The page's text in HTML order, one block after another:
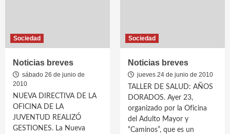
Sociedad
Noticias breves
sábado 26 de junio de
2010
NUEVA DIRECTIVA DE LA
OFICINA DE LA
JUVENTUD REALIZÓ
GESTIONES. La Nueva
Sociedad
Noticias breves
jueves 24 de junio de 2010
TALLER DE SALUD: AÑOS
DORADOS. Ayer 23,
organizado por la Oficina
del Adulto Mayor y
“Caminos”, que es un